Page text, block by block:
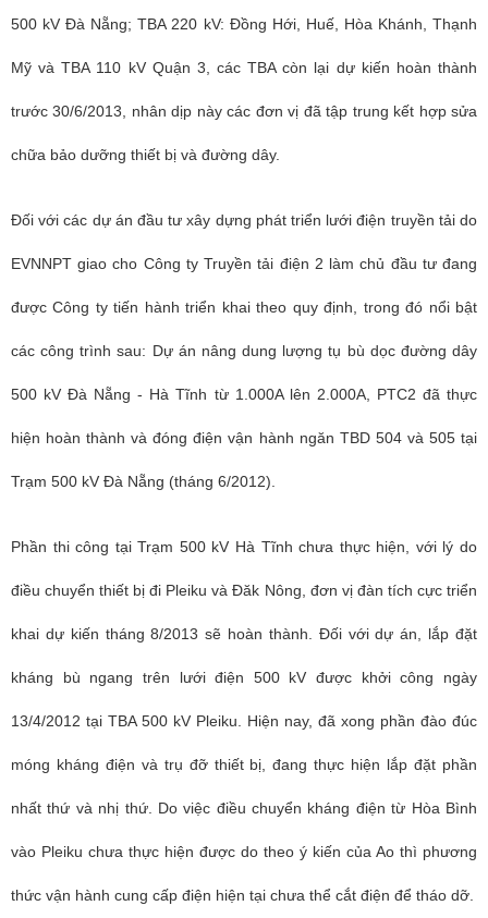
500 kV Đà Nẵng; TBA 220 kV: Đồng Hới, Huế, Hòa Khánh, Thạnh
Mỹ và TBA 110 kV Quận 3, các TBA còn lại dự kiến hoàn thành
trước 30/6/2013, nhân dịp này các đơn vị đã tập trung kết hợp sửa
chữa bảo dưỡng thiết bị và đường dây.
Đối với các dự án đầu tư xây dựng phát triển lưới điện truyền tải do
EVNNPT giao cho Công ty Truyền tải điện 2 làm chủ đầu tư đang
được Công ty tiến hành triển khai theo quy định, trong đó nổi bật
các công trình sau: Dự án nâng dung lượng tụ bù dọc đường dây
500 kV Đà Nẵng - Hà Tĩnh từ 1.000A lên 2.000A, PTC2 đã thực
hiện hoàn thành và đóng điện vận hành ngăn TBD 504 và 505 tại
Trạm 500 kV Đà Nẵng (tháng 6/2012).
Phần thi công tại Trạm 500 kV Hà Tĩnh chưa thực hiện, với lý do
điều chuyển thiết bị đi Pleiku và Đăk Nông, đơn vị đàn tích cực triển
khai dự kiến tháng 8/2013 sẽ hoàn thành. Đối với dự án, lắp đặt
kháng bù ngang trên lưới điện 500 kV được khởi công ngày
13/4/2012 tại TBA 500 kV Pleiku. Hiện nay, đã xong phần đào đúc
móng kháng điện và trụ đỡ thiết bị, đang thực hiện lắp đặt phần
nhất thứ và nhị thứ. Do việc điều chuyển kháng điện từ Hòa Bình
vào Pleiku chưa thực hiện được do theo ý kiến của Ao thì phương
thức vận hành cung cấp điện hiện tại chưa thể cắt điện để tháo dỡ.